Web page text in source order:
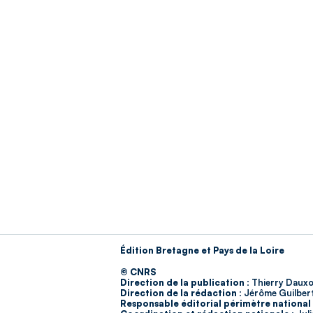
Édition Bretagne et Pays de la Loire
© CNRS
Direction de la publication : Thierry
Direction de la rédaction : Jérôme
Responsable éditorial périmètre national